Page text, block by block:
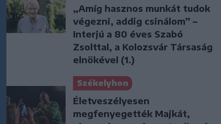
„Amíg hasznos munkát tudok
végezni, addig csinálom” –
Interjú a 80 éves Szabó
Zsolttal, a Kolozsvár Társaság
elnökével (1.)
Székelyhon
Életveszélyesen
megfenyegették Majkát,